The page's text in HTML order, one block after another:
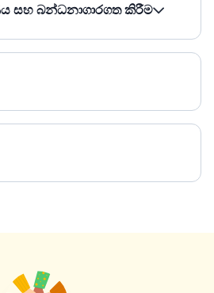
සහ බන්ධනාගාරගත කිරීම